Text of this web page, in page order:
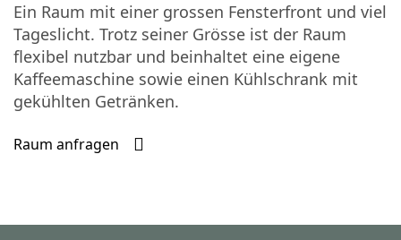
Ein Raum mit einer grossen Fensterfront und viel
Tageslicht. Trotz seiner Grösse ist der Raum
flexibel nutzbar und beinhaltet eine eigene
Kaffeemaschine sowie einen Kühlschrank mit
gekühlten Getränken.
Raum anfragen